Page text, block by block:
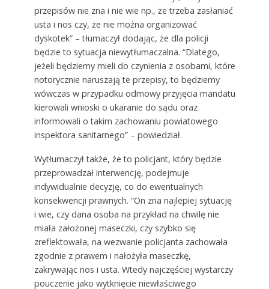
przepisów nie zna i nie wie np., że trzeba zasłaniać
usta i nos czy, że nie można organizować
dyskotek” – tłumaczył dodając, że dla policji
będzie to sytuacja niewytłumaczalna. “Dlatego,
jeżeli będziemy mieli do czynienia z osobami, które
notorycznie naruszają te przepisy, to będziemy
wówczas w przypadku odmowy przyjęcia mandatu
kierowali wnioski o ukaranie do sądu oraz
informowali o takim zachowaniu powiatowego
inspektora sanitarnego” – powiedział.
Wytłumaczył także, że to policjant, który będzie
przeprowadzał interwencję, podejmuje
indywidualnie decyzję, co do ewentualnych
konsekwencji prawnych. “On zna najlepiej sytuację
i wie, czy dana osoba na przykład na chwilę nie
miała założonej maseczki, czy szybko się
zreflektowała, na wezwanie policjanta zachowała
zgodnie z prawem i nałożyła maseczkę,
zakrywając nos i usta. Wtedy najczęściej wystarczy
pouczenie jako wytknięcie niewłaściwego